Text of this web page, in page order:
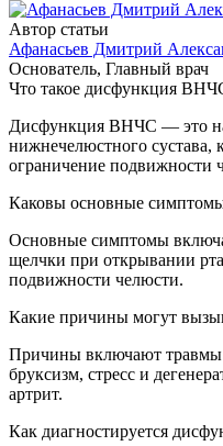
Автор статьи
Афанасьев Дмитрий
Основатель, Главный врач
Что такое дисфункция
Дисфункция ВНЧС — это
нижнечелюстного сустава,
ограничение подвижности
Каковы основные
Основные симптомы
щелчки при открывании
подвижности челюсти.
Какие причины могут
Причины включают травмы
бруксизм, стресс и
артрит.
Как диагностируется